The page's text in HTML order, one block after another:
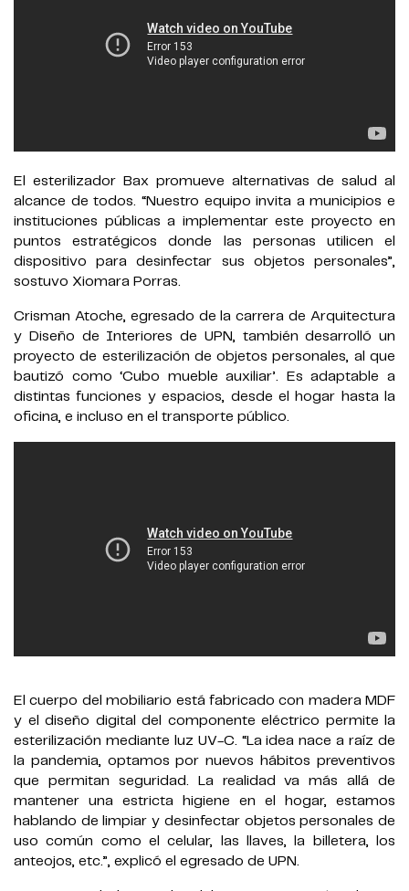
El esterilizador Bax promueve alternativas de salud al
alcance de todos. “Nuestro equipo invita a municipios e
instituciones públicas a implementar este proyecto en
puntos estratégicos donde las personas utilicen el
dispositivo para desinfectar sus objetos personales”,
sostuvo Xiomara Porras.
Crisman Atoche, egresado de la carrera de Arquitectura
y Diseño de Interiores de UPN, también desarrolló un
proyecto de esterilización de objetos personales, al que
bautizó como ‘Cubo mueble auxiliar’. Es adaptable a
distintas funciones y espacios, desde el hogar hasta la
oficina, e incluso en el transporte público.
El cuerpo del mobiliario está fabricado con madera MDF
y el diseño digital del componente eléctrico permite la
esterilización mediante luz UV-C. “La idea nace a raíz de
la pandemia, optamos por nuevos hábitos preventivos
que permitan seguridad. La realidad va más allá de
mantener una estricta higiene en el hogar, estamos
hablando de limpiar y desinfectar objetos personales de
uso común como el celular, las llaves, la billetera, los
anteojos, etc.”, explicó el egresado de UPN.